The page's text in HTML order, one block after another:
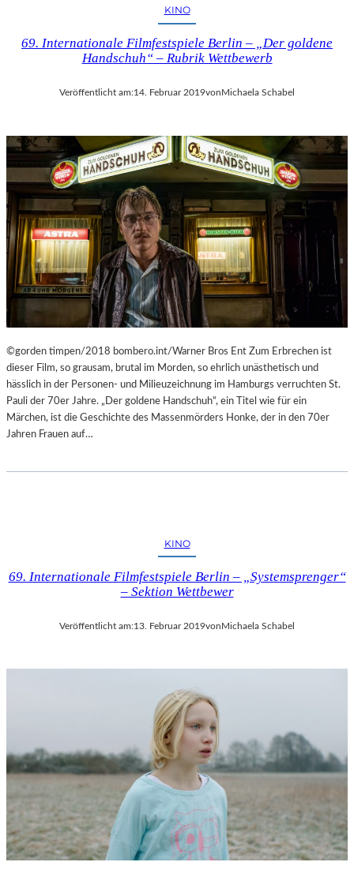
V
N
I
V
E
R
M
U
M
M
I
N
D
E
G
A
L
E
R
L
KINO
69. Internationale Filmfestspiele Berlin – „Der goldene
Handschuh“ – Rubrik Wettbewerb
Veröffentlicht am:14. Februar 2019von Michaela Schabel
©gorden timpen/2018 bombero.int/Warner Bros Ent Zum Erbrechen ist
dieser Film, so grausam, brutal im Morden, so ehrlich unästhetisch und
hässlich in der Personen- und Milieuzeichnung im Hamburgs verruchten St.
Pauli der 70er Jahre. „Der goldene Handschuh“, ein Titel wie für ein
Märchen, ist die Geschichte des Massenmörders Honke, der in den 70er
Jahren Frauen auf…
KINO
69. Internationale Filmfestspiele Berlin – „Systemsprenger“
– Sektion Wettbewer
Veröffentlicht am:13. Februar 2019vonMichaela Schabel